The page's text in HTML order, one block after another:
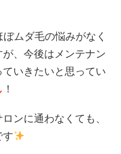
ムダ毛の悩みがなく
、今後はメンテナン
いきたいと思ってい
！
ンに通わなくても、
す